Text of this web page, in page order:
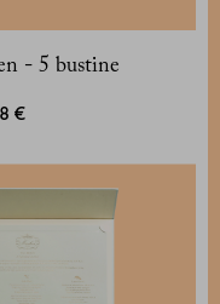
- 5 bustine
€